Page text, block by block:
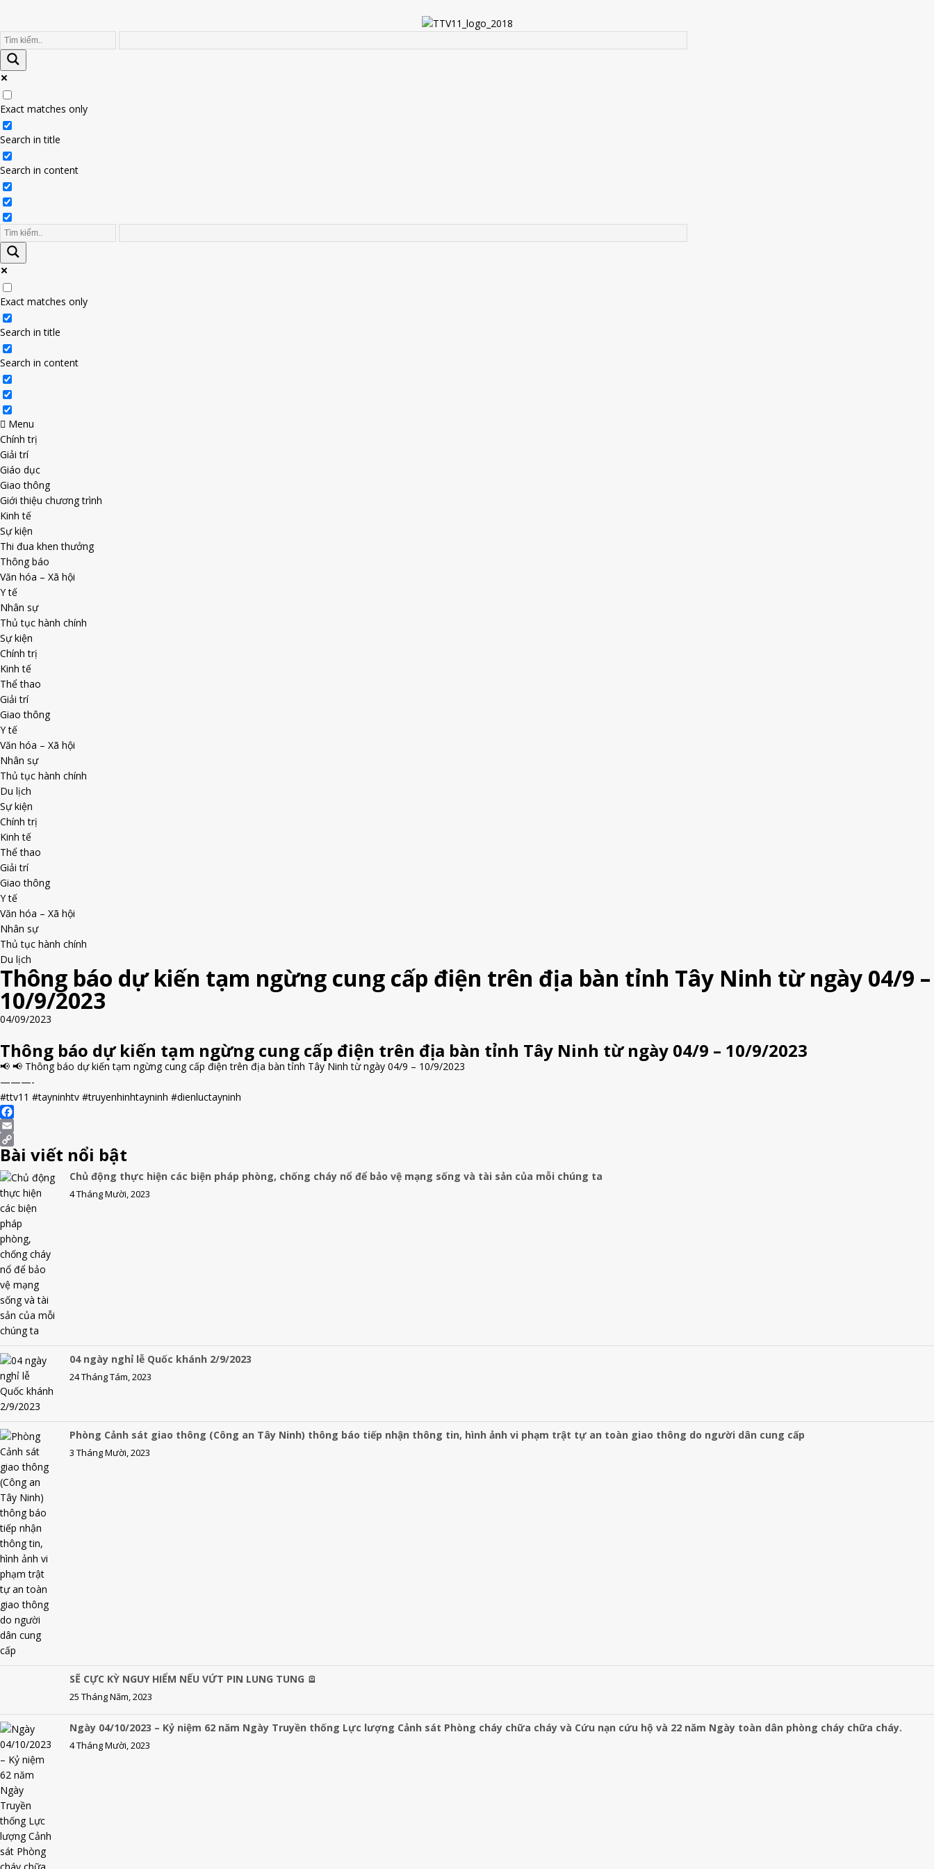
Exact matches only
Search in title
Search in content
Exact matches only
Search in title
Search in content
Menu
Chính trị
Giải trí
Giáo dục
Giao thông
Giới thiệu chương trình
Kinh tế
Sự kiện
Thi đua khen thưởng
Thông báo
Văn hóa – Xã hội
Y tế
Nhân sự
Thủ tục hành chính
Sự kiện
Chính trị
Kinh tế
Thể thao
Giải trí
Giao thông
Y tế
Văn hóa – Xã hội
Nhân sự
Thủ tục hành chính
Du lịch
Sự kiện
Chính trị
Kinh tế
Thể thao
Giải trí
Giao thông
Y tế
Văn hóa – Xã hội
Nhân sự
Thủ tục hành chính
Du lịch
Thông báo dự kiến tạm ngừng cung cấp điện trên địa bàn tỉnh Tây Ninh từ ngày 04/9 –
10/9/2023
04/09/2023
Thông báo dự kiến tạm ngừng cung cấp điện trên địa bàn tỉnh Tây Ninh từ ngày 04/9 – 10/9/2023
📢 📢 Thông báo dự kiến tạm ngừng cung cấp điện trên địa bàn tỉnh Tây Ninh từ ngày 04/9 – 10/9/2023
———-
#ttv11 #tayninhtv #truyenhinhtayninh #dienluctayninh
F
a
c
e
b
o
o
k
E
m
a
i
l
C
o
p
y
L
i
n
k
Bài viết nổi bật
Chủ động thực hiện các biện pháp phòng, chống cháy nổ để bảo vệ mạng sống và tài sản của mỗi chúng ta
4 Tháng Mười, 2023
04 ngày nghỉ lễ Quốc khánh 2/9/2023
24 Tháng Tám, 2023
Phòng Cảnh sát giao thông (Công an Tây Ninh) thông báo tiếp nhận thông tin, hình ảnh vi phạm trật tự an toàn giao thông do người dân cung cấp
3 Tháng Mười, 2023
SẼ CỰC KỲ NGUY HIỂM NẾU VỨT PIN LUNG TUNG 🪫
25 Tháng Năm, 2023
Ngày 04/10/2023 – Kỷ niệm 62 năm Ngày Truyền thống Lực lượng Cảnh sát Phòng cháy chữa cháy và Cứu nạn cứu hộ và 22 năm Ngày toàn dân phòng cháy chữa cháy.
4 Tháng Mười, 2023